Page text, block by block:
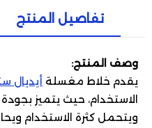
تفاصيل المنتج
وصف المنتج:
يقدم خلاط مغسلة أيديال
الاستخدام، حيث يتميز
ويتحمل كثرة الاستخدام